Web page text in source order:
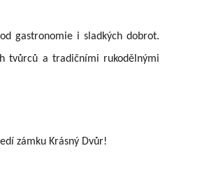
gastronomie i sladkých dobrot.
tvůrců a tradičními rukodělnými
zámku Krásný Dvůr!